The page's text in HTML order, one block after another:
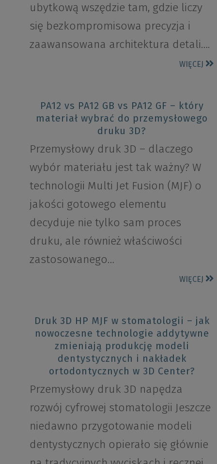
ubytkową wszędzie tam, gdzie liczy
się bezkompromisowa precyzja i
zaawansowana architektura detali….
WIĘCEJ
PA12 vs PA12 GB vs PA12 GF – który
materiał wybrać do przemysłowego
druku 3D?
Przemysłowy druk 3D – dlaczego
wybór materiału jest tak ważny? W
technologii Multi Jet Fusion (MJF) o
jakości gotowego elementu
decyduje nie tylko sam proces
druku, ale również właściwości
zastosowanego…
WIĘCEJ
Druk 3D HP MJF w stomatologii – jak
nowoczesne technologie addytywne
zmieniają produkcję modeli
dentystycznych i nakładek
ortodontycznych w 3D Center?
Przemysłowy druk 3D napędza
rozwój cyfrowej stomatologii Jeszcze
niedawno przygotowanie modeli
dentystycznych opierało się głównie